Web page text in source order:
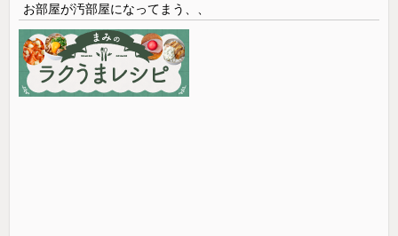
お部屋が汚部屋になってまう、、